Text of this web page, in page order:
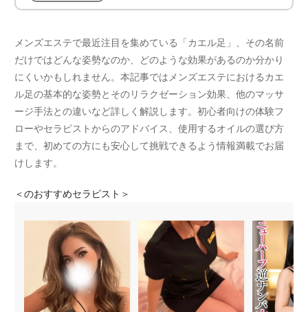
メンズエステで最近注目を集めている「カエル足」、その名前
だけではどんな姿勢なのか、どのような効果があるのか分かり
にくいかもしれません。本記事ではメンズエステにおけるカエ
ル足の基本的な姿勢とそのリラクゼーション効果、他のマッサ
ージ手法との違いなど詳しく解説します。初心者向けの体験フ
ローやセラピストからのアドバイス、使用するオイルの選び方
まで、初めての方にも安心して挑戦できるよう情報満載でお届
けします。
＜のおすすめセラピスト＞